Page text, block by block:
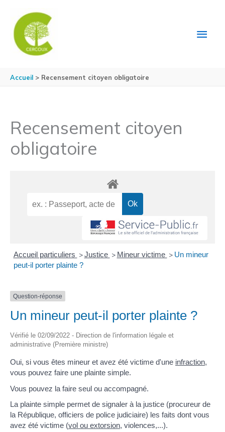
Accueil Recensement citoyen obligatoire
Recensement citoyen
obligatoire
Accueil particuliers > Justice > Mineur victime > Un mineur
peut-il porter plainte ?
Question-réponse
Un mineur peut-il porter plainte ?
Vérifié le 02/09/2022 - Direction de l'information légale et
administrative (Première ministre)
Oui, si vous êtes mineur et avez été victime d'une infraction,
vous pouvez faire une plainte simple.
Vous pouvez la faire seul ou accompagné.
La plainte simple permet de signaler à la justice (procureur de
la République, officiers de police judiciaire) les faits dont vous
avez été victime (vol ou extorsion, violences,...).